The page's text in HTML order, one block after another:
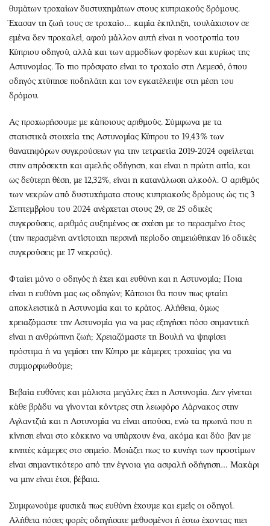
Trends
Ενέργεια
Ναυτιλία
Περιβάλλον
Ελλάδα
Κόσμος
Πολιτισμός
Σινεμά
Θέατρο-Χορός
Μουσική
Εικαστικά
Βιβλίο
Χειρόγραφα
Good Life
Γυναίκα
Showbiz
Ταξίδια
Συνταγές
Εκπομπές
Wine routes
Podcasts
Uncut
Προσφορές
Προσωπικότητες στην ''Κ''
Επιστολές
θυμάτων τροχαίων δυστυχημάτων στους κυπριακούς δρόμους.
Έχασαν τη ζωή τους σε τροχαίο… καμία έκπληξη, τουλάχιστον σε
εμένα δεν προκαλεί, αφού μάλλον αυτή είναι η νοοτροπία του
Κύπριου οδηγού, αλλά και των αρμοδίων φορέων και κυρίως της
Αστυνομίας. Το πιο πρόσφατο είναι το τροχαίο στη Λεμεσό, όπου
οδηγός χτύπησε ποδηλάτη και τον εγκατέλειψε στη μέση του
δρόμου.
Ας προχωρήσουμε με κάποιους αριθμούς. Σύμφωνα με τα
στατιστικά στοιχεία της Αστυνομίας Κύπρου το 19,43% των
θανατηφόρων συγκρούσεων για την τετραετία 2019-2024 οφείλεται
στην απρόσεκτη και αμελής οδήγηση, και είναι η πρώτη αιτία, και
ως δεύτερη θέση, με 12,32%, είναι η κατανάλωση αλκοόλ. Ο αριθμός
των νεκρών από δυστυχήματα στους κυπριακούς δρόμους ώς τις 3
Σεπτεμβρίου του 2024 ανέρχεται στους 29, σε 25 οδικές
συγκρούσεις, αριθμός αυξημένος σε σχέση με το περασμένο έτος
(την περασμένη αντίστοιχη περσινή περίοδο σημειώθηκαν 16 οδικές
συγκρούσεις με 17 νεκρούς).
Φταίει μόνο ο οδηγός ή έχει και ευθύνη και η Αστυνομία; Ποια
είναι η ευθύνη μας ως οδηγών; Κάποιοι θα πουν πως φταίει
αποκλειστικά η Αστυνομία και το κράτος. Αλήθεια, όμως
χρειαζόμαστε την Αστυνομία για να μας εξηγήσει πόσο σημαντική
είναι η ανθρώπινη ζωή; Χρειαζόμαστε τη Βουλή να ψηφίσει
πρόστιμα ή να γεμίσει την Κύπρο με κάμερες τροχαίας για να
συμμορφωθούμε;
Βεβαία ευθύνες και μάλιστα μεγάλες έχει η Αστυνομία. Δεν γίνεται
κάθε βράδυ να γίνονται κόντρες στη λεωφόρο Λάρνακος στην
Αγλαντζιά και η Αστυνομία να είναι απούσα, ενώ τα πρωινά που η
κίνηση είναι στο κόκκινο να υπάρχουν ένα, ακόμα και δύο βαν με
κινητές κάμερες στο σημείο. Μοιάζει πως το κυνήγι των προστίμων
είναι σημαντικότερο από την έγνοια για ασφαλή οδήγηση… Μακάρι
να μην είναι έτσι, βέβαια.
Συμφωνούμε φυσικά πως ευθύνη έχουμε και εμείς οι οδηγοί.
Αλήθεια πόσες φορές οδηγήσατε μεθυσμένοι ή έστω έχοντας πιει